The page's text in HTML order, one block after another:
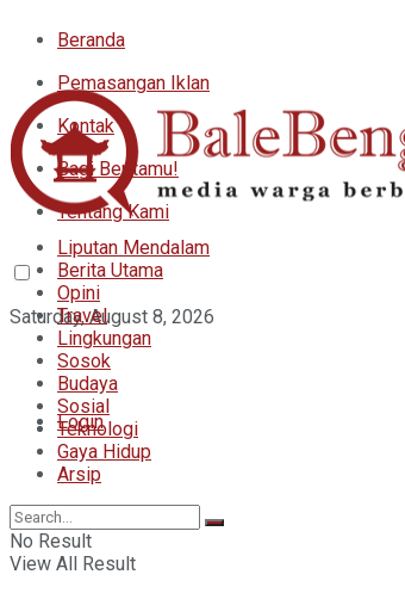
Beranda
Pemasangan Iklan
Kontak
Bagi Beritamu!
Tentang Kami
Saturday, August 8, 2026
Login
Liputan Mendalam
Berita Utama
Opini
Travel
Lingkungan
Sosok
Budaya
Sosial
Teknologi
Gaya Hidup
Arsip
No Result
View All Result